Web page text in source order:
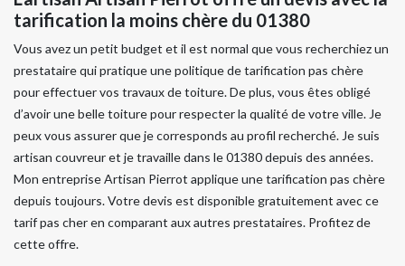
tarification la moins chère du 01380
Vous avez un petit budget et il est normal que vous recherchiez un
prestataire qui pratique une politique de tarification pas chère
pour effectuer vos travaux de toiture. De plus, vous êtes obligé
d’avoir une belle toiture pour respecter la qualité de votre ville. Je
peux vous assurer que je corresponds au profil recherché. Je suis
artisan couvreur et je travaille dans le 01380 depuis des années.
Mon entreprise Artisan Pierrot applique une tarification pas chère
depuis toujours. Votre devis est disponible gratuitement avec ce
tarif pas cher en comparant aux autres prestataires. Profitez de
cette offre.